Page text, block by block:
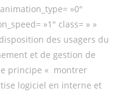
»0″
»1″ class= » »
des usagers du
et de gestion de
principe « montrer
logiciel en interne et